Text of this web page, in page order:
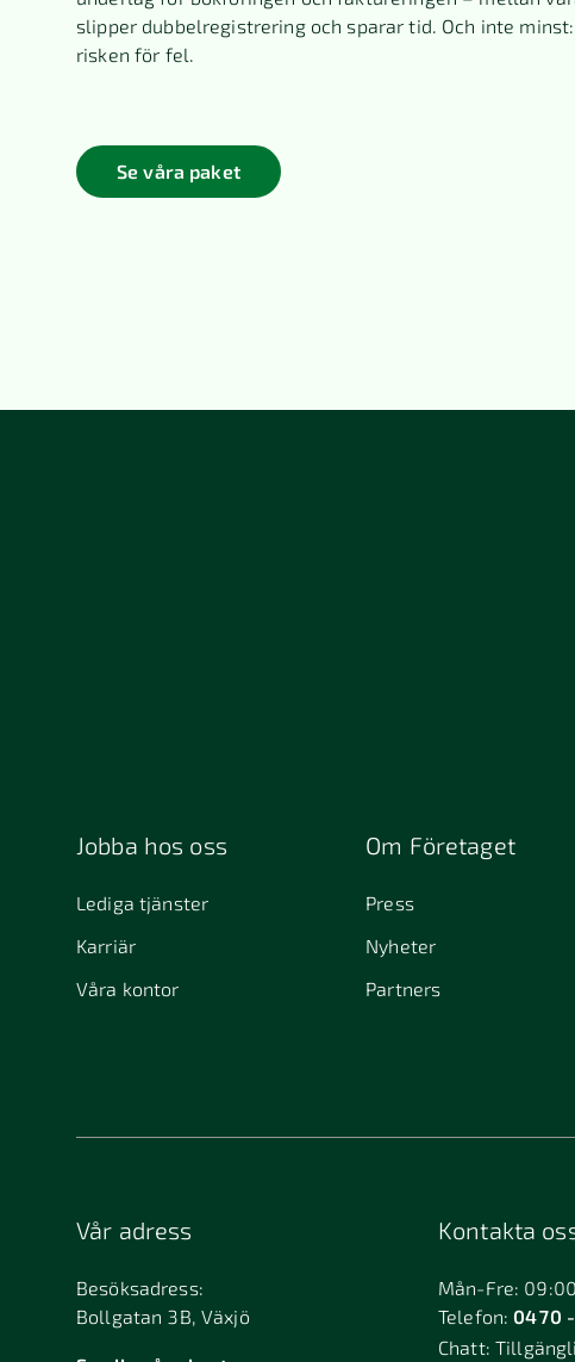
slipper dubbelregistrering och sparar tid. Och inte
risken för fel.
Se våra paket
Jobba hos oss
Lediga tjänster
Karriär
Våra kontor
Om Företaget
Press
Nyheter
Partners
Vår adress
Besöksadress:
Bollgatan 3B, Växjö
Kontakta
Mån-Fre:
Telefon:0470
Chatt: